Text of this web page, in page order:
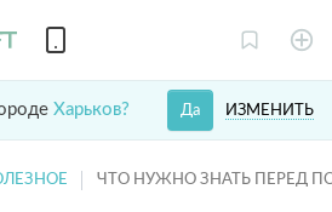
Харьков? ИЗМЕНИТЬ
Да
ЧТО НУЖНО ЗНАТЬ ПЕРЕД